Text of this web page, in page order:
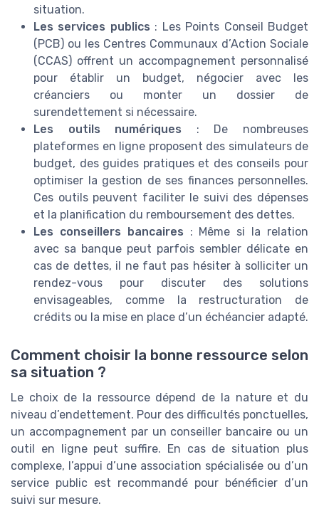
situation.
Les services publics : Les Points Conseil Budget
(PCB) ou les Centres Communaux d’Action Sociale
(CCAS) offrent un accompagnement personnalisé
pour établir un budget, négocier avec les
créanciers ou monter un dossier de
surendettement si nécessaire.
Les outils numériques : De nombreuses
plateformes en ligne proposent des simulateurs de
budget, des guides pratiques et des conseils pour
optimiser la gestion de ses finances personnelles.
Ces outils peuvent faciliter le suivi des dépenses
et la planification du remboursement des dettes.
Les conseillers bancaires : Même si la relation
avec sa banque peut parfois sembler délicate en
cas de dettes, il ne faut pas hésiter à solliciter un
rendez-vous pour discuter des solutions
envisageables, comme la restructuration de
crédits ou la mise en place d’un échéancier adapté.
Comment choisir la bonne ressource selon
sa situation ?
Le choix de la ressource dépend de la nature et du
niveau d’endettement. Pour des difficultés ponctuelles,
un accompagnement par un conseiller bancaire ou un
outil en ligne peut suffire. En cas de situation plus
complexe, l’appui d’une association spécialisée ou d’un
service public est recommandé pour bénéficier d’un
suivi sur mesure.